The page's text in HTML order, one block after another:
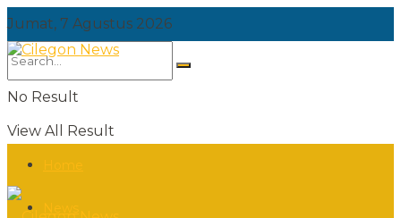
Jumat, 7 Agustus 2026
No Result
View All Result